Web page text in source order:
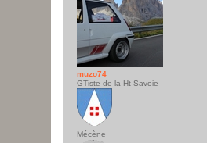
muzo74
GTiste de la Ht-Savoie
Mécène